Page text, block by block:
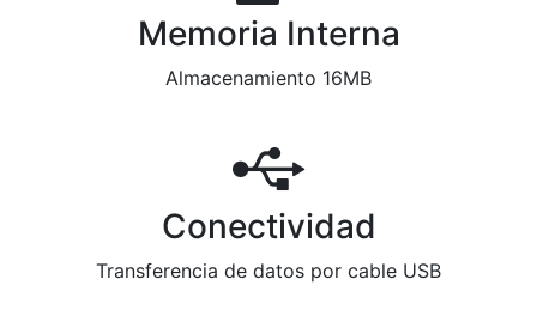
Memoria Interna
Almacenamiento 16MB
Conectividad
Transferencia de datos por cable USB